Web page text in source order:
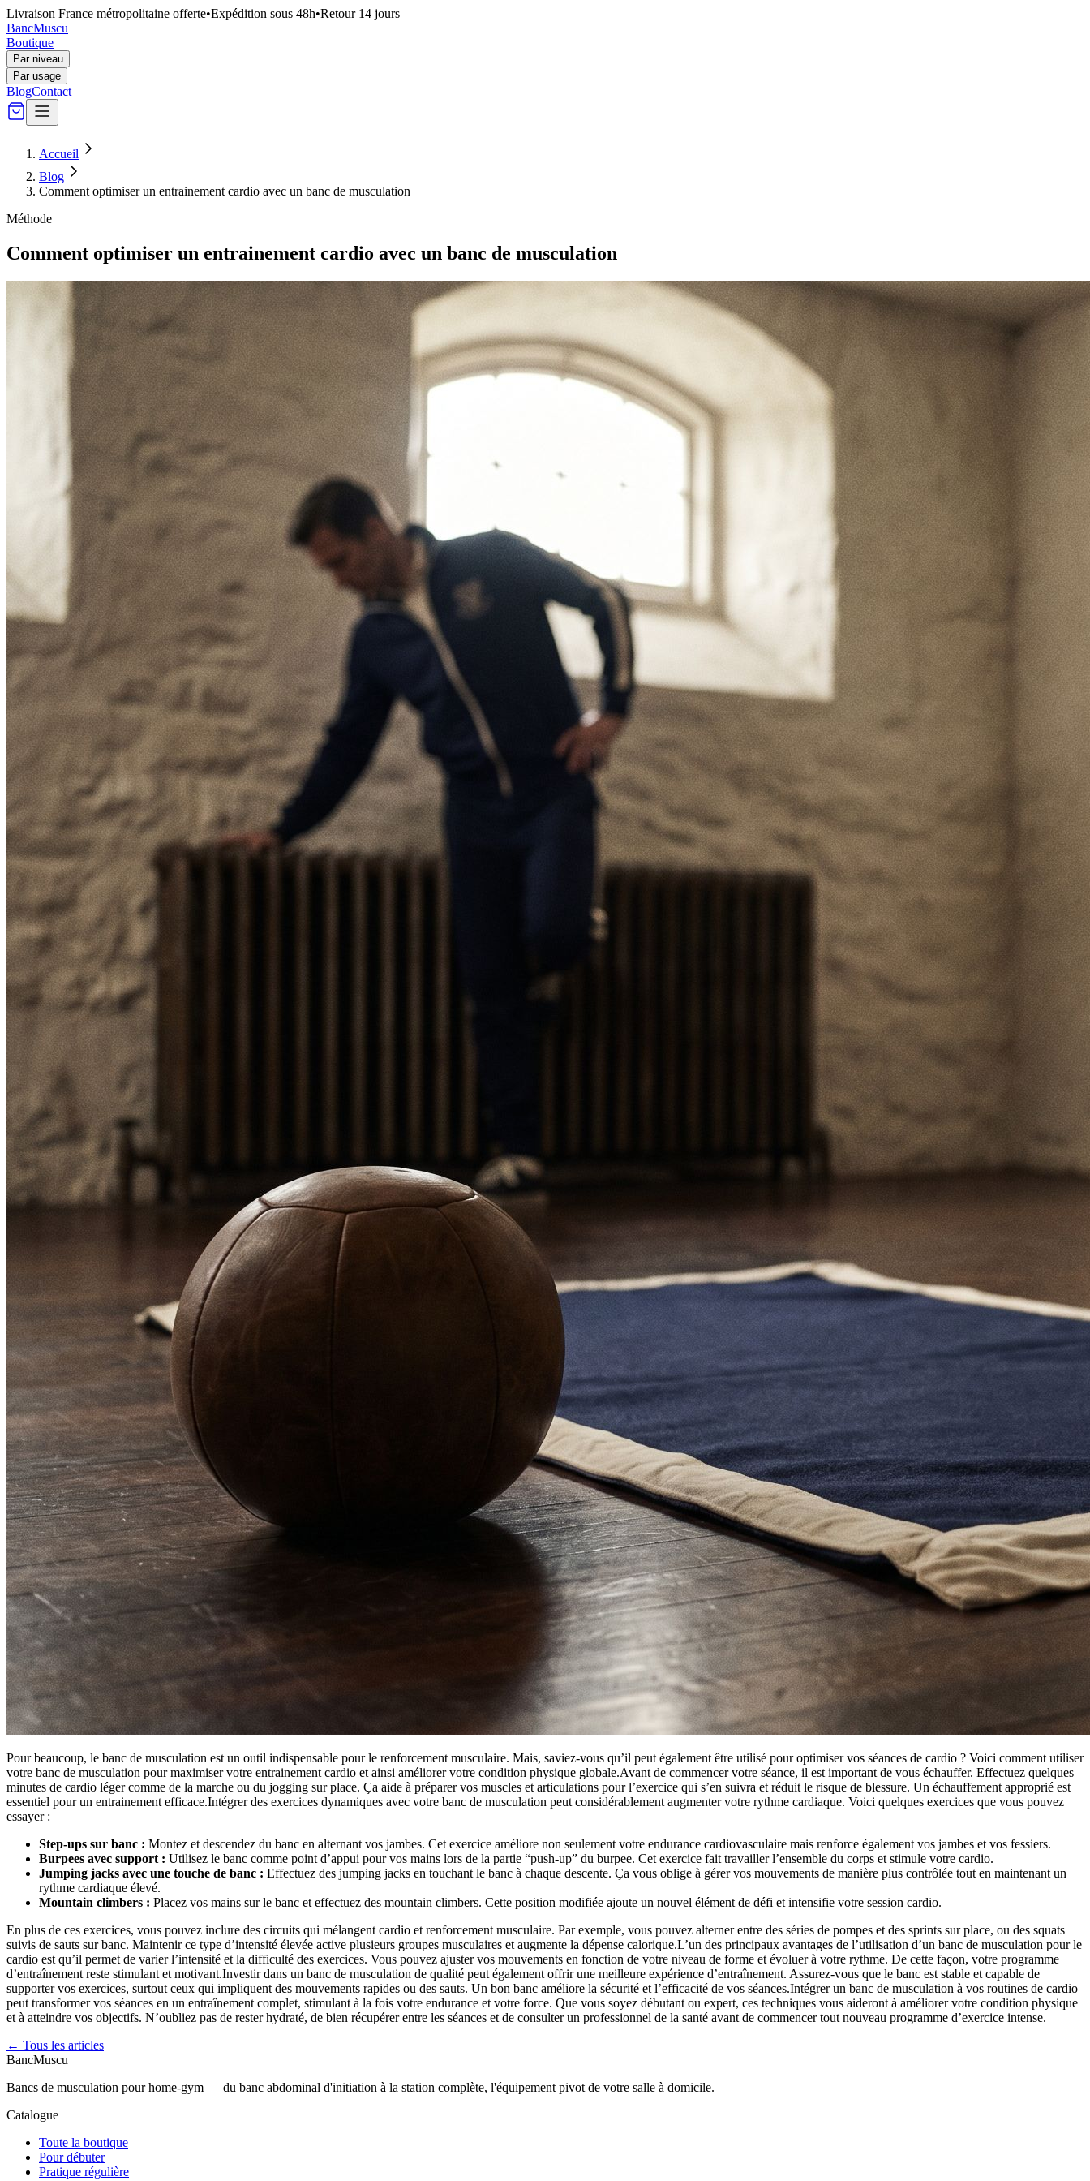
Livraison France métropolitaine offerte•Expédition sous 48h•Retour 14 jours
BancMuscu
Boutique
Par niveau
Par usage
BlogContact
Accueil
Blog
Comment optimiser un entrainement cardio avec un banc de musculation
Méthode
Comment optimiser un entrainement cardio avec un banc de musculation
Pour beaucoup, le banc de musculation est un outil indispensable pour le renforcement musculaire. Mais, saviez-vous qu’il peut également être utilisé pour optimiser vos séances de cardio ? Voici comment utiliser
votre banc de musculation pour maximiser votre entrainement cardio et ainsi améliorer votre condition physique globale.Avant de commencer votre séance, il est important de vous échauffer. Effectuez quelques
minutes de cardio léger comme de la marche ou du jogging sur place. Ça aide à préparer vos muscles et articulations pour l’exercice qui s’en suivra et réduit le risque de blessure. Un échauffement approprié est
essentiel pour un entrainement efficace.Intégrer des exercices dynamiques avec votre banc de musculation peut considérablement augmenter votre rythme cardiaque. Voici quelques exercices que vous pouvez
essayer :
Step-ups sur banc : Montez et descendez du banc en alternant vos jambes. Cet exercice améliore non seulement votre endurance cardiovasculaire mais renforce également vos jambes et vos fessiers.
Burpees avec support : Utilisez le banc comme point d’appui pour vos mains lors de la partie “push-up” du burpee. Cet exercice fait travailler l’ensemble du corps et stimule votre cardio.
Jumping jacks avec une touche de banc : Effectuez des jumping jacks en touchant le banc à chaque descente. Ça vous oblige à gérer vos mouvements de manière plus contrôlée tout en maintenant un
rythme cardiaque élevé.
Mountain climbers : Placez vos mains sur le banc et effectuez des mountain climbers. Cette position modifiée ajoute un nouvel élément de défi et intensifie votre session cardio.
En plus de ces exercices, vous pouvez inclure des circuits qui mélangent cardio et renforcement musculaire. Par exemple, vous pouvez alterner entre des séries de pompes et des sprints sur place, ou des squats
suivis de sauts sur banc. Maintenir ce type d’intensité élevée active plusieurs groupes musculaires et augmente la dépense calorique.L’un des principaux avantages de l’utilisation d’un banc de musculation pour le
cardio est qu’il permet de varier l’intensité et la difficulté des exercices. Vous pouvez ajuster vos mouvements en fonction de votre niveau de forme et évoluer à votre rythme. De cette façon, votre programme
d’entraînement reste stimulant et motivant.Investir dans un banc de musculation de qualité peut également offrir une meilleure expérience d’entraînement. Assurez-vous que le banc est stable et capable de
supporter vos exercices, surtout ceux qui impliquent des mouvements rapides ou des sauts. Un bon banc améliore la sécurité et l’efficacité de vos séances.Intégrer un banc de musculation à vos routines de cardio
peut transformer vos séances en un entraînement complet, stimulant à la fois votre endurance et votre force. Que vous soyez débutant ou expert, ces techniques vous aideront à améliorer votre condition physique
et à atteindre vos objectifs. N’oubliez pas de rester hydraté, de bien récupérer entre les séances et de consulter un professionnel de la santé avant de commencer tout nouveau programme d’exercice intense.
← Tous les articles
BancMuscu
Bancs de musculation pour home-gym — du banc abdominal d'initiation à la station complète, l'équipement pivot de votre salle à domicile.
Catalogue
Toute la boutique
Pour débuter
Pratique régulière